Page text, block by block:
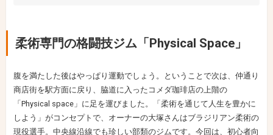
柔術専門の格闘技ジム「Physical Space」
腹を満たした後はやっぱり運動でしょう。ということで次は、仲通り
商店街を駅方面に戻り、脇道に入ったコメダ珈琲店の上階の
「Physical space」に足を運びました。「柔術を通じて人生を豊かに
しよう」がコンセプトで、オーナーの大塚さんはブラジリアン柔術の
現役選手。中央線沿線でも珍しい部類のジムです。今回は、初心者向